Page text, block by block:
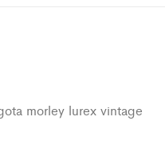
morley lurex vintage